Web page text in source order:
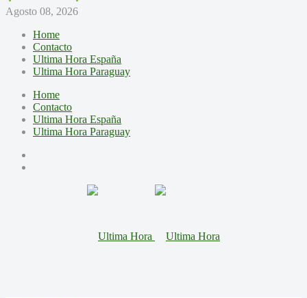
Agosto 08, 2026
Home
Contacto
Ultima Hora España
Ultima Hora Paraguay
Home
Contacto
Ultima Hora España
Ultima Hora Paraguay